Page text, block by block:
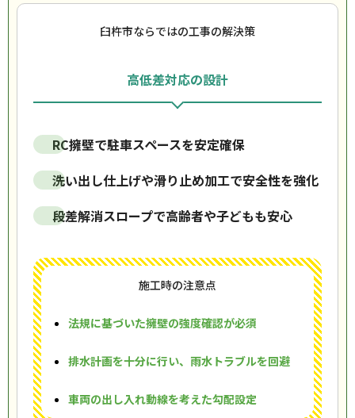
臼杵市ならではの工事の解決策
高低差対応の設計
RC擁壁で駐車スペースを安定確保
洗い出し仕上げや滑り止め加工で安全性を強化
段差解消スロープで高齢者や子どもも安心
施工時の注意点
法規に基づいた擁壁の強度確認が必須
排水計画を十分に行い、雨水トラブルを回避
車両の出し入れ動線を考えた勾配設定